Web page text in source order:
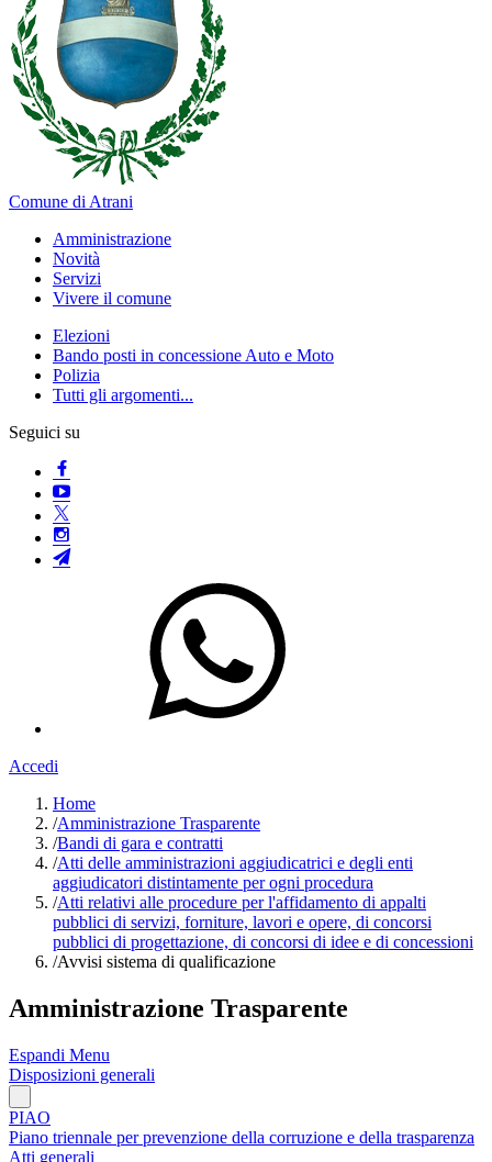
Comune di Atrani
Amministrazione
Novità
Servizi
Vivere il comune
Elezioni
Bando posti in concessione Auto e Moto
Polizia
Tutti gli argomenti...
Seguici su
Accedi
Home
/Amministrazione Trasparente
/Bandi di gara e contratti
/Atti delle amministrazioni aggiudicatrici e degli enti
aggiudicatori distintamente per ogni procedura
/Atti relativi alle procedure per l'affidamento di appalti
pubblici di servizi, forniture, lavori e opere, di concorsi
pubblici di progettazione, di concorsi di idee e di concessioni
/Avvisi sistema di qualificazione
Amministrazione Trasparente
Espandi Menu
Disposizioni generali
PIAO
Piano triennale per prevenzione della corruzione e della trasparenza
Atti generali